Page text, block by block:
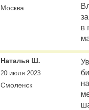
Москва
в
Наталья Ш.
20 июля 2023
Смоленск